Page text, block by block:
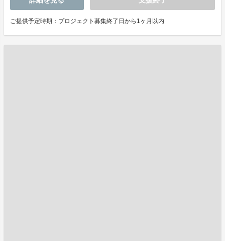
ご提供予定時期：プロジェクト募集終了日から1ヶ月以内